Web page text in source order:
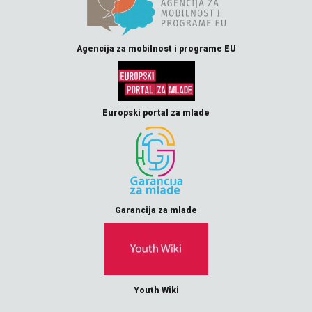
Agencija za mobilnost i programe EU
Europski portal za mlade
Garancija za mlade
Youth Wiki